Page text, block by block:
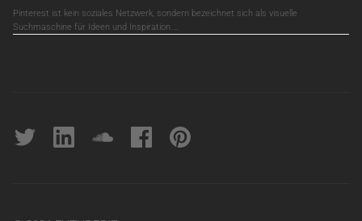
Pinterest ist kein soziales Netzwerk, sondern bezeichnet sich als visuelle
Suchmaschine für Ideen und Inspiration.…
Twitter linkedin soundcloudFacebookpinterest